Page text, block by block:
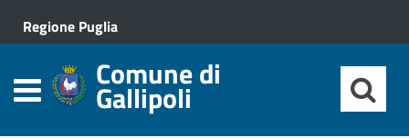
Regione Puglia
Comune di
Gallipoli